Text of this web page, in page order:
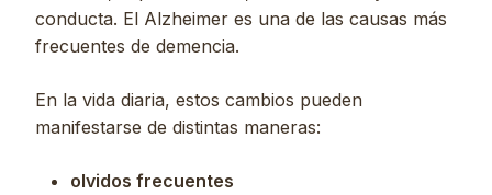
conducta. El Alzheimer es una de las causas más
frecuentes de demencia.
En la vida diaria, estos cambios pueden
manifestarse de distintas maneras:
olvidos frecuentes